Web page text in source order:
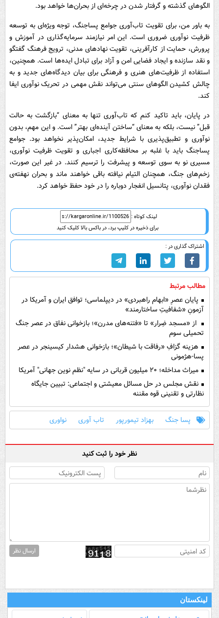
الگوهای گذشته و گرفتار شدن در چرخه‌ای از بحران‌ها خواهد بود.
به باور من، برای تقویت تاب‌آوری جوامع پساجنگ، توجه ویژه‌ای به توسعه
ظرفیت نوآوری ضروری است. این امر نیازمند سرمایه‌گذاری در آموزش و
پرورش، حمایت از کارآفرینی، تقویت نهادهای مدنی، ترویج فرهنگ گفتگو
و نقد سازنده و ایجاد فضایی امن و آزاد برای تبادل ایده‌ها است. همچنین،
استفاده از ظرفیت‌های هنری و فرهنگی برای بیان دیدگاه‌های جدید و به
چالش کشیدن الگوهای سنتی می‌تواند نقش مهمی در تحریک نوآوری ایفا
کند.
در پایان، باید تاکید کنم که تاب‌آوری تنها به معنای “بازگشت به حالت
قبل” نیست، بلکه به معنای “ساختن آینده‌ای بهتر” است. و این مهم، بدون
نوآوری و تطبیق‌پذیری با شرایط جدید، امکان‌پذیر نخواهد بود. جوامع
پساجنگ باید با غلبه بر محافظه‌کاری اجباری و تقویت ظرفیت نوآوری،
مسیری نو به سوی توسعه و پیشرفت را ترسیم کنند. در غیر این صورت،
زخم‌های جنگ، همچنان التیام نیافته باقی خواهند ماند و بحران نهفته‌ی
فقدان نوآوری، پتانسیل انفجار دوباره را در خود حفظ خواهد کرد.
لینک کوتاه :
برای ذخیره در کلیپ برد، در باکس بالا کلیک کنید
اشتراک گذاری در :
مطالب مرتبط
پایان عصرِ «ابهام راهبردی» در دیپلماسی؛ توافق ایران و آمریکا در
آزمونِ «شفافیتِ ساختارمند»
از «مسجد ضِرار» تا «فتنه‌های مدرن»؛ بازخوانی نفاق در عصر جنگ
تحمیلی سوم
هزینه‌ گزافِ «رفاقت با شیطان»؛ بازخوانی هشدار کیسینجر در عصر
پسا-هژمونی
میراث مداخله؛ ۲۰ میلیون قربانی در سایه "نظم نوین جهانی" آمریکا
نقش مجلس در حل مسائل معیشتی و اجتماعی: تبیین جایگاه
نظارتی و تقنینی قوه مقننه
پسا جنگ بهزاد تیمورپور تاب آوری نواوری
نظر خود را ثبت کنید
ارسال نظر
لینکستان